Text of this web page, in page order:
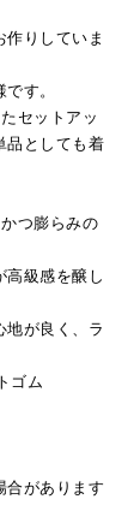
りしていま
す。
セットアッ
品としても着
つ膨らみの
高級感を醸し
地が良く、ラ
ゴム
合があります